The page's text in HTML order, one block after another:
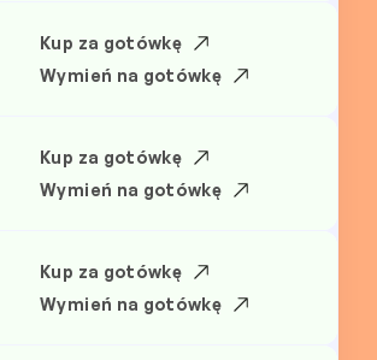
Kup za gotówkę
Wymień na gotówkę
Kup za gotówkę
Wymień na gotówkę
Kup za gotówkę
Wymień na gotówkę